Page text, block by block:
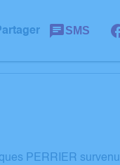
SMS
PERRIER